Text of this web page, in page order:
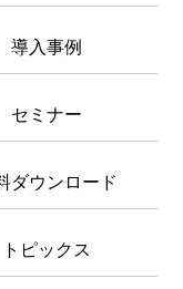
導入事例
セミナー
ダウンロード
トピックス